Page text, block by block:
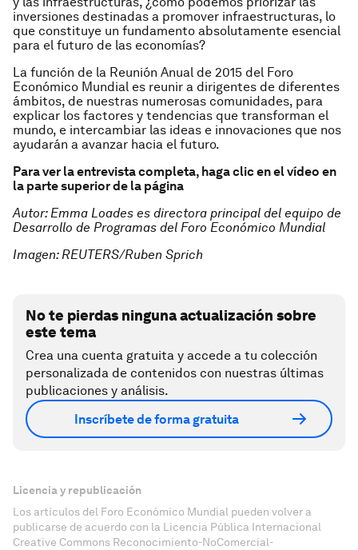
inversiones destinadas a promover infraestructuras, lo
que constituye un fundamento absolutamente esencial
para el futuro de las economías?
La función de la Reunión Anual de 2015 del Foro
Económico Mundial es reunir a dirigentes de diferentes
ámbitos, de nuestras numerosas comunidades, para
explicar los factores y tendencias que transforman el
mundo, e intercambiar las ideas e innovaciones que nos
ayudarán a avanzar hacia el futuro.
Para ver la entrevista completa, haga clic en el vídeo en
la parte superior de la página
Autor: Emma Loades es directora principal del equipo de
Desarrollo de Programas del Foro Económico Mundial
Imagen: REUTERS/Ruben Sprich
No te pierdas ninguna actualización sobre
este tema
Crea una cuenta gratuita y accede a tu colección
personalizada de contenidos con nuestras últimas
publicaciones y análisis.
Inscríbete de forma gratuita
Licencia y republicación
Los artículos del Foro Económico Mundial pueden volver a
publicarse de acuerdo con la Licencia Pública Internacional
Creative Commons Reconocimiento-NoComercial-